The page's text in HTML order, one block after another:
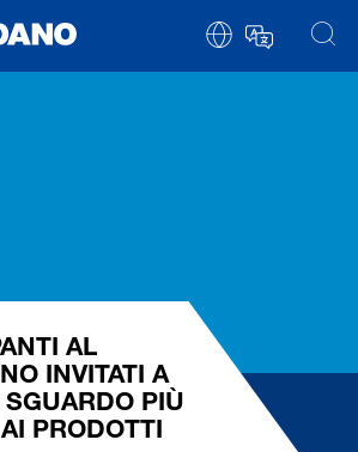
AL
INVITATI A
PIÙ
PRODOTTI